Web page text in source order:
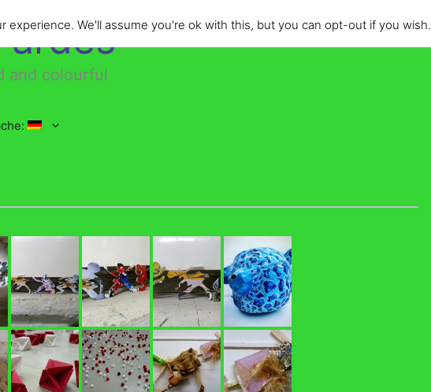
and colourful
experience. We'll assume you're ok with this, but you can opt-out if you wish.